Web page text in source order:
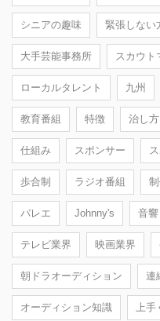
シニアの趣味 緊張しない
大手芸能事務所 スカウト
ローカルタレント 九州
教育番組 特徴 治し方
仕組み スポンサー
歩合制 ラジオ番組
バレエ Johnny's 音響
テレビ業界 映画業界
朝ドラオーディション 連
オーディション知識 上